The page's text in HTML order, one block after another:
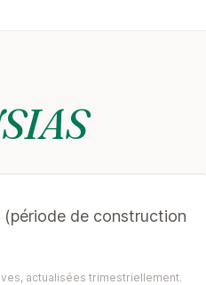
de construction
actualisées trimestriellement.